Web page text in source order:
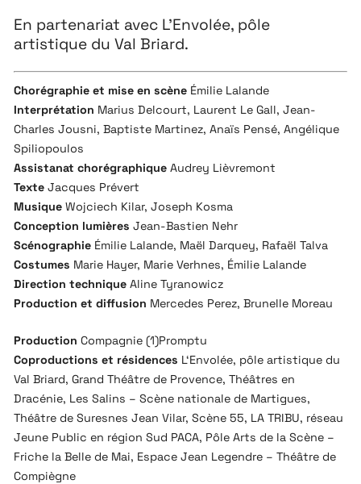
En partenariat avec L’Envolée, pôle
artistique du Val Briard.
Chorégraphie et mise en scène Émilie Lalande
Interprétation Marius Delcourt, Laurent Le Gall, Jean-
Charles Jousni, Baptiste Martinez, Anaïs Pensé, Angélique
Spiliopoulos
Assistanat chorégraphique Audrey Lièvremont
TexteJacques Prévert
MusiqueWojciech Kilar, Joseph Kosma
Conception lumièresJean-Bastien Nehr
Scénographie Émilie Lalande, Maël Darquey, Rafaël Talva
Costumes Marie Hayer, Marie Verhnes, Émilie Lalande
Direction technique Aline Tyranowicz
Production et diffusion Mercedes Perez, Brunelle Moreau
ProductionCompagnie (1)Promptu
Coproductions et résidences L‘Envolée, pôle artistique du
Val Briard, Grand Théâtre de Provence, Théâtres en
Dracénie, Les Salins – Scène nationale de Martigues,
Théâtre de Suresnes Jean Vilar, Scène 55, LA TRIBU, réseau
Jeune Public en région Sud PACA, Pôle Arts de la Scène –
Friche la Belle de Mai, Espace Jean Legendre – Théâtre de
Compiègne